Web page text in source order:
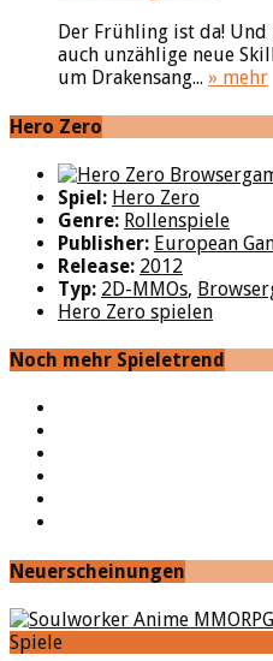
Der Frühling ist da!
auch unzählige neue
um Drakensang... » mehr
Hero Zero
Spiel: Hero Zero
Genre: Rollenspiele
Publisher: European
Release: 2012
Typ: 2D-MMOs,
Hero Zero spielen
Noch mehr Spieletrend
Neuerscheinungen
Spiele